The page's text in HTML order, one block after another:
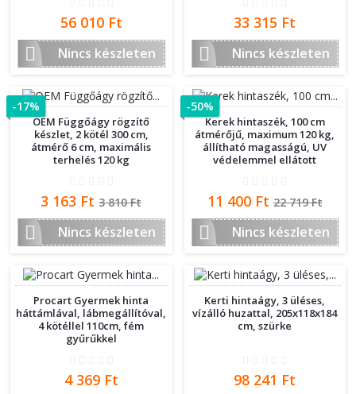
Ár
56 010 Ft
 Nincs készleten
Ár
33 315 Ft
 Nincs készleten
OEM Függőágy rögzítő
készlet, 2 kötél 300 cm,
átmérő 6 cm, maximális
terhelés 120 kg
Ár
3 163 Ft Normál
ár
3 810 Ft
 Nincs készleten
-17%
Kerek hintaszék, 100 cm
átmérőjű, maximum 120 kg,
állítható magasságú, UV
védelemmel ellátott
Ár
11 400 Ft Normál
ár
22 719 Ft
 Nincs készleten
-50%
Procart Gyermek hinta
háttámlával, lábmegállítóval,
4 kötéllel 110cm, fém
gyűrűkkel
Ár
4 369 Ft
Kerti hintaágy, 3 üléses,
vízálló huzattal, 205x118x184
cm, szürke
Ár
98 241 Ft